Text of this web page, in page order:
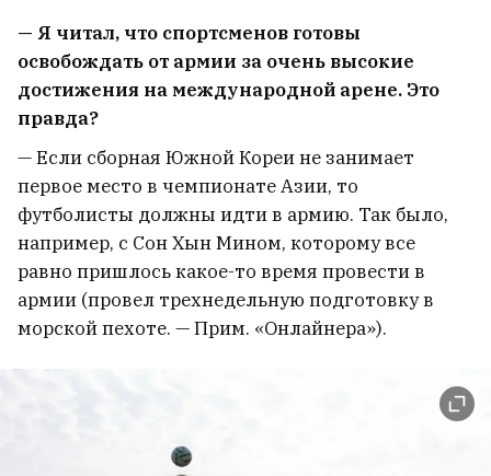
— Я читал, что спортсменов готовы
освобождать от армии за очень высокие
достижения на международной арене. Это
правда?
— Если сборная Южной Кореи не занимает
первое место в чемпионате Азии, то
футболисты должны идти в армию. Так было,
например, с Сон Хын Мином, которому все
равно пришлось какое-то время провести в
армии (провел трехнедельную подготовку в
морской пехоте. — Прим. «Онлайнера»).